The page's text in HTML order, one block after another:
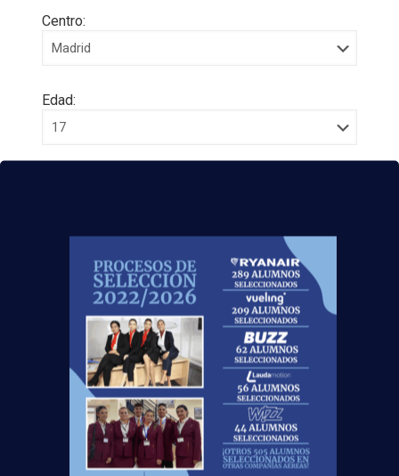
Centro:
Edad:
facilite con la finalidad de gestionar su consulta y
darle respuesta. Puede ejercer sus derechos de
protección de datos a través del e-mail
escuelasuperioraeronautica.com. Para más
información, por favor, consulte nuestraPolítica de
Privacidad.
En 2021, ¡consigue el título oficial TCP